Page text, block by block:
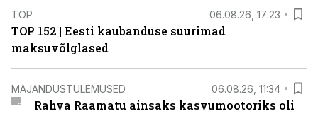
TOP 06.08.26, 17:23
TOP 152 | Eesti kaubanduse suurimad
maksuvõlglased
MAJANDUSTULEMUSED 06.08.26, 11:34
Rahva Raamatu ainsaks kasvumootoriks oli